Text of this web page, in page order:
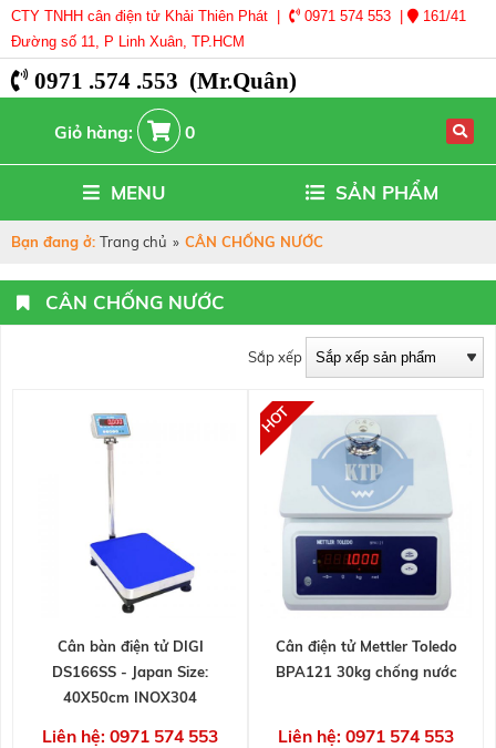
CTY TNHH cân điện tử Khải Thiên Phát | 0971 574 553 |
161/41
Đường số 11, P Linh Xuân, TP.HCM
0971 .574 .553 (Mr.Quân)
Giỏ hàng: 0
MENU SẢN PHẨM
Bạn đang ở: Trang chủ » CÂN CHỐNG NƯỚC
CÂN CHỐNG NƯỚC
Sắp xếp
Cân bàn điện tử DIGI
DS166SS - Japan Size:
40X50cm INOX304
Liên hệ: 0971 574 553
Cân điện tử Mettler Toledo
BPA121 30kg chống nước
Liên hệ: 0971 574 553